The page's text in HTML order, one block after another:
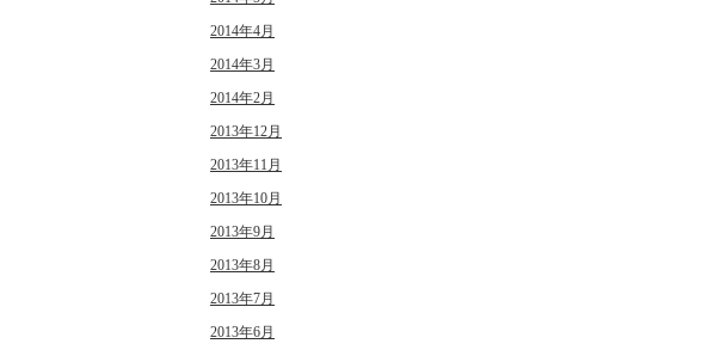
2014年4月
2014年3月
2014年2月
2013年12月
2013年11月
2013年10月
2013年9月
2013年8月
2013年7月
2013年6月